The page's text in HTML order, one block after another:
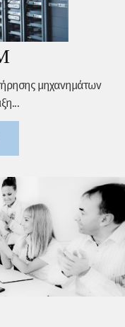
μηχανημάτων